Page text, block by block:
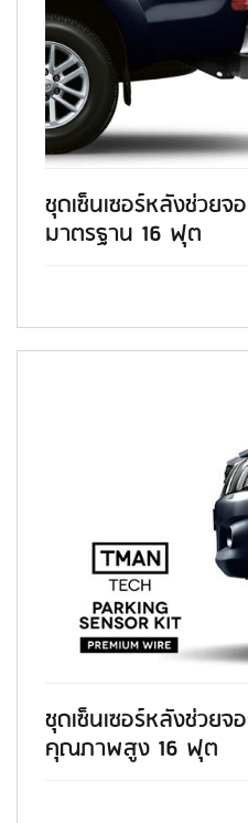
ชุดเซ็นเซอร์หลังช่วย
มาตรฐาน 16 ฟุต
ชุดเซ็นเซอร์หลังช่วย
คุณภาพสูง 16 ฟุต